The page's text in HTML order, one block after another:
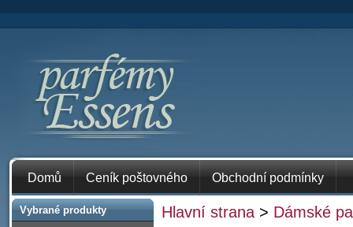
Domů Ceník poštovného Obchodní podmínky
Vybrané produkty
Hlavní strana > Dámské